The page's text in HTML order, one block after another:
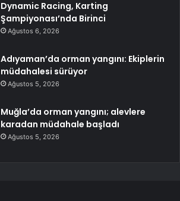
Dynamic Racing, Karting
Şampiyonası’nda Birinci
Ağustos 6, 2026
Adıyaman’da orman yangını: Ekiplerin
müdahalesi sürüyor
Ağustos 5, 2026
Muğla’da orman yangını; alevlere
karadan müdahale başladı
Ağustos 5, 2026